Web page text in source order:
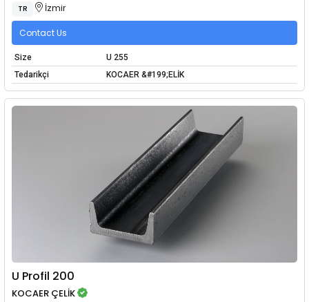
TR İzmir
Contact Us
Size
U 255
Tedarikçi
KOCAER &#199;ELİK
U Profil 200
KOCAER ÇELİK